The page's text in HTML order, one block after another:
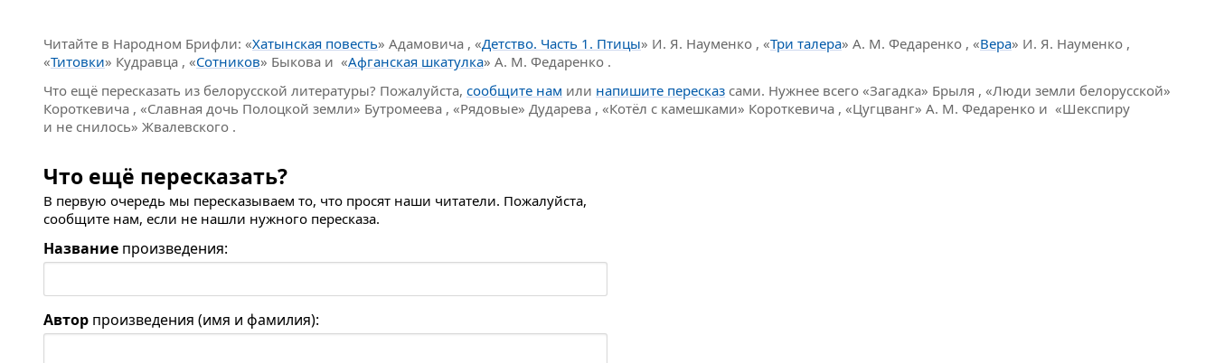
Читайте в Народном Брифли: «Хатынская повесть» Адамовича , «Детство. Часть 1. Птицы» И. Я. Науменко , «Три талера» А. М. Федаренко , «Вера» И. Я. Науменко ,
«Титовки» Кудравца , «Сотников» Быкова и «Афганская шкатулка» А. М. Федаренко .
Что ещё пересказать из белорусской литературы? Пожалуйста, сообщите нам или напишите пересказ сами. Нужнее всего «Загадка» Брыля , «Люди земли белорусской»
Короткевича , «Славная дочь Полоцкой земли» Бутромеева , «Рядовые» Дударева , «Котёл c камешками» Короткевича , «Цугцванг» А. М. Федаренко и «Шекспиру
и не снилось» Жвалевского .
Что ещё пересказать?
В первую очередь мы пересказываем то, что просят наши читатели. Пожалуйста,
сообщите нам, если не нашли нужного пересказа.
Название произведения:
Автор произведения (имя и фамилия):